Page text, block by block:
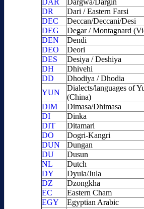
DAR
Dargwa/Dargin
DR
Dari / Eastern Farsi
DEC
Deccan/Deccani/Desi
DEG
Degar / Montagnard
DEN
Dendi
DEO
Deori
DES
Desiya / Deshiya
DH
Dhivehi
DD
Dhodiya / Dhodia
YUN
Dialects/languages of
(China)
DIM
Dimasa/Dhimasa
DI
Dinka
DIT
Ditamari
DO
Dogri-Kangri
DUN
Dungan
DU
Dusun
NL
Dutch
DY
Dyula/Jula
DZ
Dzongkha
EC
Eastern Cham
EGY
Egyptian Arabic